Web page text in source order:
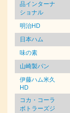
品インターナ
ショナル
明治HD
日本ハム
味の素
山崎製パン
伊藤ハム米久
HD
コカ・コーラ
ボトラーズジ